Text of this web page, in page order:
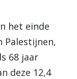
het einde
Palestijnen,
68 jaar
deze 12,4